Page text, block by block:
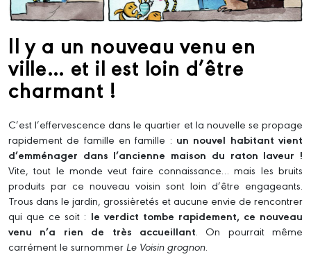
Il y a un nouveau venu en
ville… et il est loin d’être
charmant !
C’est l’effervescence dans le quartier et la nouvelle se propage
rapidement de famille en famille : un nouvel habitant vient
d’emménager dans l’ancienne maison du raton laveur !
Vite, tout le monde veut faire connaissance… mais les bruits
produits par ce nouveau voisin sont loin d’être engageants.
Trous dans le jardin, grossièretés et aucune envie de rencontrer
qui que ce soit : le verdict tombe rapidement, ce nouveau
venu n’a rien de très accueillant. On pourrait même
carrément le surnommerLe Voisin grognon.